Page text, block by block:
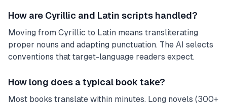
How are Cyrillic and Latin scripts handled?
Moving from Cyrillic to Latin means transliterating
proper nouns and adapting punctuation. The AI selects
conventions that target-language readers expect.
How long does a typical book take?
Most books translate within minutes. Long novels (300+